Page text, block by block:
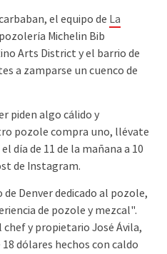
el equipo de La
Michelin Bib
Arts District y el barrio de
a zamparse un cuenco de
piden algo cálido y
pozole compra uno, llévate
día de 11 de la mañana a 10
de Instagram.
Denver dedicado al pozole,
de pozole y mezcal".
chef y propietario José Ávila,
dólares hechos con caldo